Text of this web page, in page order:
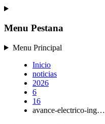
Menu Pestana
Menu Principal
Inicio
noticias
2026
6
16
avance-electrico-ing…